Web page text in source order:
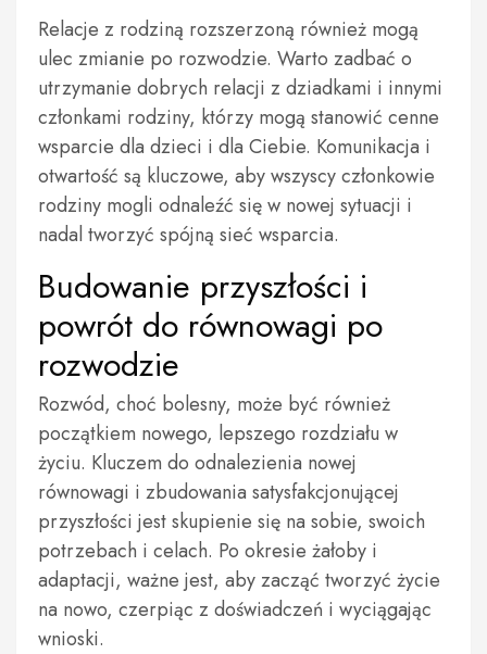
Relacje z rodziną rozszerzoną również mogą
ulec zmianie po rozwodzie. Warto zadbać o
utrzymanie dobrych relacji z dziadkami i innymi
członkami rodziny, którzy mogą stanowić cenne
wsparcie dla dzieci i dla Ciebie. Komunikacja i
otwartość są kluczowe, aby wszyscy członkowie
rodziny mogli odnaleźć się w nowej sytuacji i
nadal tworzyć spójną sieć wsparcia.
Budowanie przyszłości i
powrót do równowagi po
rozwodzie
Rozwód, choć bolesny, może być również
początkiem nowego, lepszego rozdziału w
życiu. Kluczem do odnalezienia nowej
równowagi i zbudowania satysfakcjonującej
przyszłości jest skupienie się na sobie, swoich
potrzebach i celach. Po okresie żałoby i
adaptacji, ważne jest, aby zacząć tworzyć życie
na nowo, czerpiąc z doświadczeń i wyciągając
wnioski.